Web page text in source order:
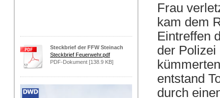
Steckbrief der FFW Steinach
Steckbrief Feuerwehr.pdf
PDF-Dokument [138.9 KB]
Frau
kam dem
Eintreffen
der Polizei
entstand
durch